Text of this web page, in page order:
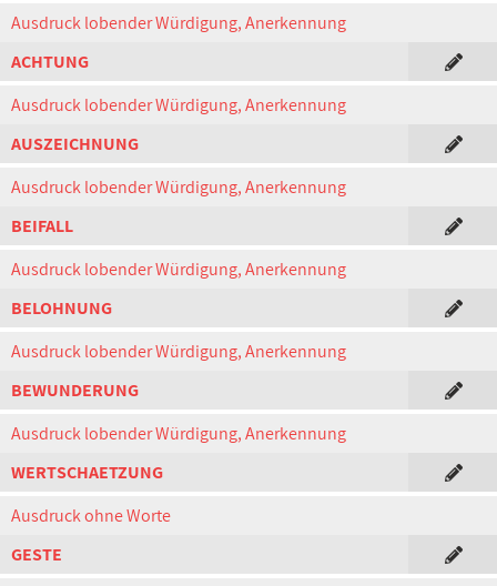
Ausdruck lobender Würdigung, Anerkennung
ACHTUNG
Ausdruck lobender Würdigung, Anerkennung
AUSZEICHNUNG
Ausdruck lobender Würdigung, Anerkennung
BEIFALL
Ausdruck lobender Würdigung, Anerkennung
BELOHNUNG
Ausdruck lobender Würdigung, Anerkennung
BEWUNDERUNG
Ausdruck lobender Würdigung, Anerkennung
WERTSCHAETZUNG
Ausdruck ohne Worte
GESTE